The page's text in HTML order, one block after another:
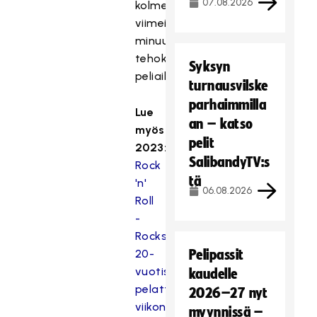
kolme
viimeistä
minuuttia
tehokasta
peliaikaa.
Lue
myös:
2023:
Rock
'n'
Roll
-
Rocksalibandyn
20-
vuotisjuhlaturnaus
pelattiin
viikonloppuna
07.08.2026
Syksyn
turnausvilske
parhaimmilla
an – katso
pelit
SalibandyTV:s
tä
06.08.2026
Pelipassit
kaudelle
2026–27 nyt
myynnissä –